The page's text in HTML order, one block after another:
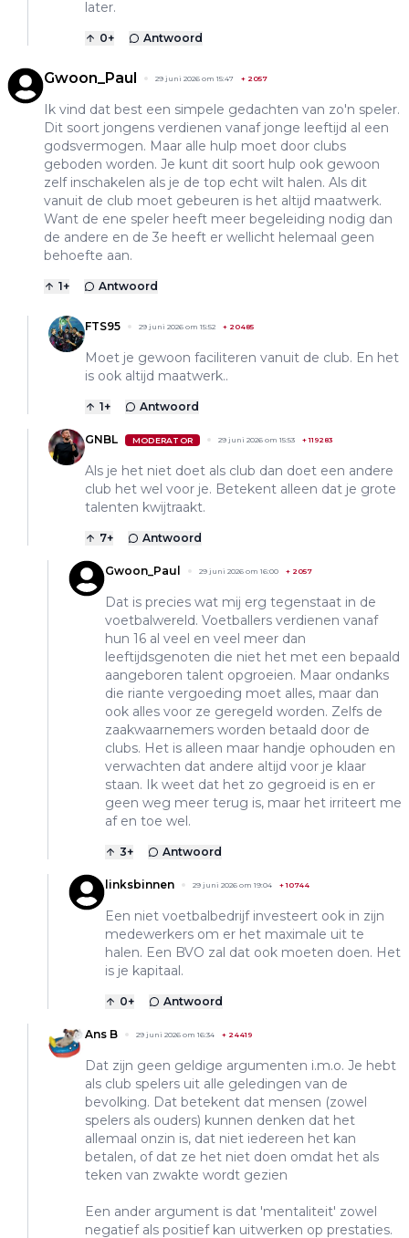
later.
0+ Antwoord
Gwoon_Paul 29 juni 2026 om 15:47 + 2057
Ik vind dat best een simpele gedachten van zo'n speler.
Dit soort jongens verdienen vanaf jonge leeftijd al een
godsvermogen. Maar alle hulp moet door clubs
geboden worden. Je kunt dit soort hulp ook gewoon
zelf inschakelen als je de top echt wilt halen. Als dit
vanuit de club moet gebeuren is het altijd maatwerk.
Want de ene speler heeft meer begeleiding nodig dan
de andere en de 3e heeft er wellicht helemaal geen
behoefte aan.
1+ Antwoord
FTS95 29 juni 2026 om 15:52 + 20485
Moet je gewoon faciliteren vanuit de club. En het
is ook altijd maatwerk..
1+ Antwoord
GNBL MODERATOR 29 juni 2026 om 15:53 +119283
Als je het niet doet als club dan doet een andere
club het wel voor je. Betekent alleen dat je grote
talenten kwijtraakt.
7+ Antwoord
Gwoon_Paul 29 juni 2026 om 16:00 + 2057
Dat is precies wat mij erg tegenstaat in de
voetbalwereld. Voetballers verdienen vanaf
hun 16 al veel en veel meer dan
leeftijdsgenoten die niet het met een bepaald
aangeboren talent opgroeien. Maar ondanks
die riante vergoeding moet alles, maar dan
ook alles voor ze geregeld worden. Zelfs de
zaakwaarnemers worden betaald door de
clubs. Het is alleen maar handje ophouden en
verwachten dat andere altijd voor je klaar
staan. Ik weet dat het zo gegroeid is en er
geen weg meer terug is, maar het irriteert me
af en toe wel.
3+ Antwoord
linksbinnen 29 juni 2026 om 19:04 +10744
Een niet voetbalbedrijf investeert ook in zijn
medewerkers om er het maximale uit te
halen. Een BVO zal dat ook moeten doen. Het
is je kapitaal.
0+ Antwoord
Ans B 29 juni 2026 om 16:34 + 24419
Dat zijn geen geldige argumenten i.m.o. Je hebt
als club spelers uit alle geledingen van de
bevolking. Dat betekent dat mensen (zowel
spelers als ouders) kunnen denken dat het
allemaal onzin is, dat niet iedereen het kan
betalen, of dat ze het niet doen omdat het als
teken van zwakte wordt gezien
Een ander argument is dat 'mentaliteit' zowel
negatief als positief kan uitwerken op prestaties.